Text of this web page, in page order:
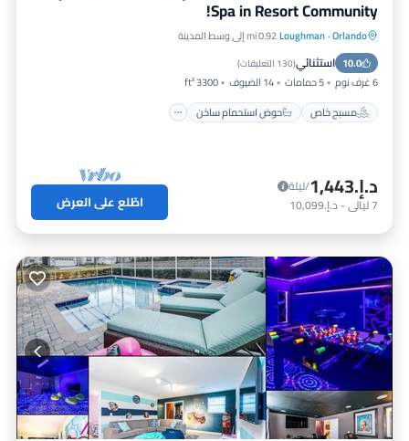
Spa in Resort Community!
Orlando
·
Loughman0.92 mi إلى وسط المدينة
10.0 استثنائي(130 التعليقات )
6 غرف نوم 5 حمامات 14 الضيوف
3300 ft²
مسبح خاص
حوض استحمام ساخن
مسبح خاص
حوض استحمام ساخن
موقف سيارات
د.إ.‏1,443
/ليلة
7ليالي- د.إ.‏10,099 اطّلع على العرض